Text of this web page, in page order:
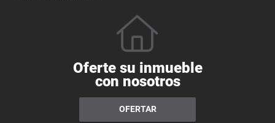
Oferte su inmueble
con nosotros
OFERTAR